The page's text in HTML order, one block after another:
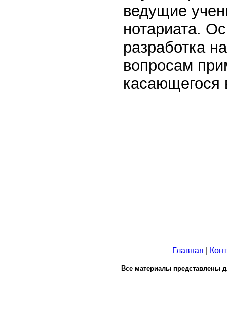
ведущие
нотариата.
разработка
вопросам
касающегося
Главная
Все материалы представлены